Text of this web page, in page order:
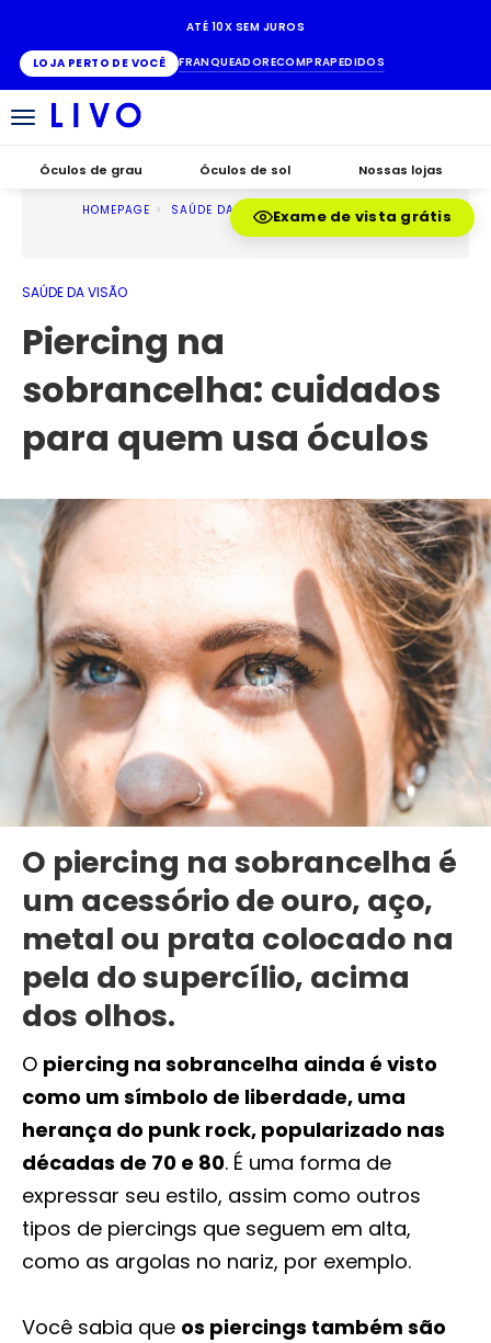
ATÉ 10X SEM JUROS
LOJA PERTO DE VOCÊ FRANQUEADORECOMPRAPEDIDOS
Alternar
Óculos de grau Óculos de sol Nossas lojas
Exame de vista grátis
HOMEPAGE SAÚDE DA VISÃO
SAÚDE DA VISÃO
Piercing na
sobrancelha: cuidados
para quem usa óculos
O piercing na sobrancelha é
um acessório de ouro, aço,
metal ou prata colocado na
pela do supercílio, acima
dos olhos.
O piercing na sobrancelha ainda é visto
como um símbolo de liberdade, uma
herança do punk rock, popularizado nas
décadas de 70 e 80. É uma forma de
expressar seu estilo, assim como outros
tipos de piercings que seguem em alta,
como as argolas no nariz, por exemplo.
Você sabia que os piercings também são